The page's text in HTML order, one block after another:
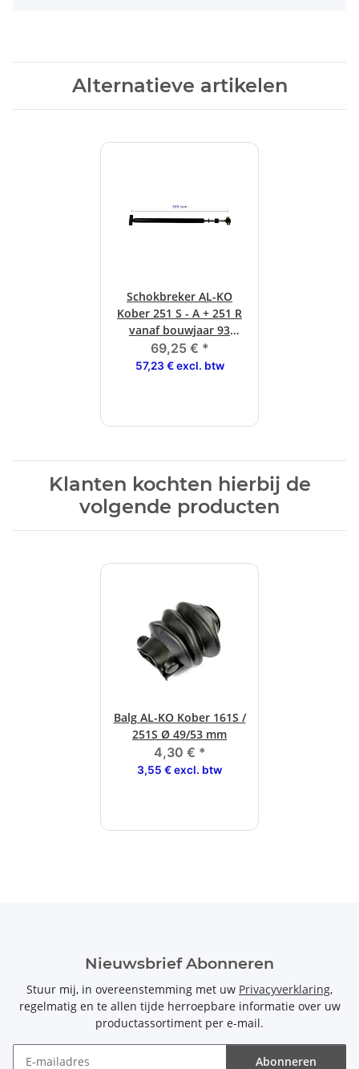
Alternatieve artikelen
Schokbreker AL-KO
Kober 251 S - A + 251 R
vanaf bouwjaar 93
(ORIGINELE GOEDEREN)
69,25 € *
57,23 € excl. btw
Klanten kochten hierbij de
volgende producten
Balg AL-KO Kober 161S /
251S Ø 49/53 mm
4,30 € *
3,55 € excl. btw
Nieuwsbrief Abonneren
Stuur mij, in overeenstemming met uw Privacyverklaring,
regelmatig en te allen tijde herroepbare informatie over uw
productassortiment per e-mail.
Abonneren